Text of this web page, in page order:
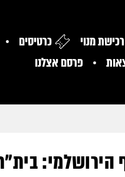
רכישת מנוי כרטיסים
פרסם אצלנו
הירושלמי: